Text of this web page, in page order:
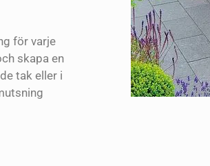
för varje
skapa en
tak eller i